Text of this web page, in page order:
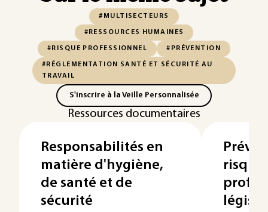
#MULTISECTEURS
#RESSOURCES HUMAINES
#RISQUE PROFESSIONNEL #PRÉVENTION
#RÉGLEMENTATION SANTÉ ET SÉCURITÉ AU
TRAVAIL
S'inscrire à la Veille Personnalisée
Ressources documentaires
Responsabilités en
matière d'hygiène,
de santé et de
sécurité